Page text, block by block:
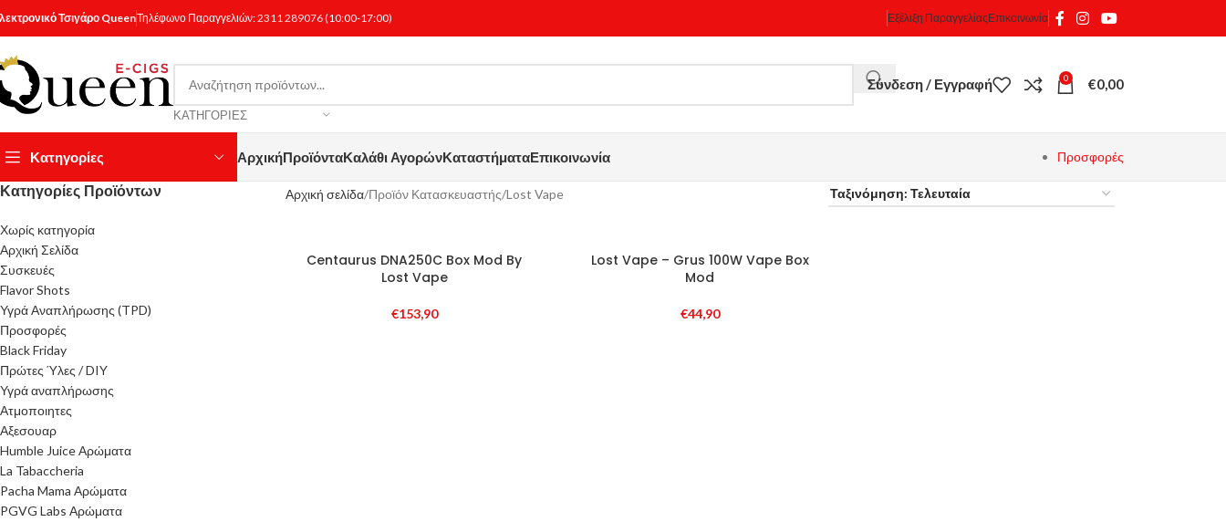
Τσιγάρο QueenΤηλέφωνο Παραγγελιών:2311 289076(10:00-17:00) Εξέλιξη ΠαραγγελίαςΕπικοινωνία
ΚΑΤΗΓΟΡΊΕΣ
Σύνδεση / Εγγραφή 0 €0,00
Κατηγορίες ΑρχικήΠροϊόνταΚαλάθι ΑγορώνΚαταστήματαΕπικοινωνία Προσφορές
Κατηγορίες Προϊόντων
Χωρίς κατηγορία
Αρχική Σελίδα
Συσκευές
Flavor Shots
Υγρά Αναπλήρωσης (TPD)
Προσφορές
Black Friday
Πρώτες Ύλες / DIY
Υγρά αναπλήρωσης
Ατμοποιητες
Αξεσουαρ
Humble Juice Αρώματα
La Tabaccheria
Pacha Mama Αρώματα
PGVG Labs Αρώματα
Αρχική σελίδα Προϊόν Κατασκευαστής Lost Vape
SOLD
Centaurus DNA250C Box Mod By
Lost Vape
€153,90
SOLD
Lost Vape – Grus 100W Vape Box
Mod
€44,90